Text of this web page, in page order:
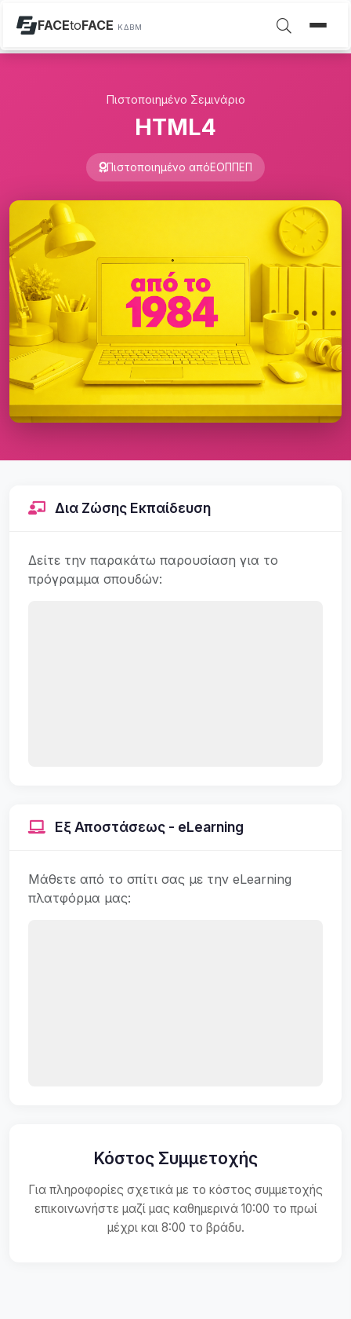
FACEtoFACE ΚΔΒΜ
Πιστοποιημένο Σεμινάριο
HTML4
Πιστοποιημένο απόΕΟΠΠΕΠ
Δια Ζώσης Εκπαίδευση
Δείτε την παρακάτω παρουσίαση για το
πρόγραμμα σπουδών:
Εξ Αποστάσεως - eLearning
Μάθετε από το σπίτι σας με την eLearning
πλατφόρμα μας:
Κόστος Συμμετοχής
Για πληροφορίες σχετικά με το κόστος συμμετοχής
επικοινωνήστε μαζί μας καθημερινά 10:00 το πρωί
μέχρι και 8:00 το βράδυ.